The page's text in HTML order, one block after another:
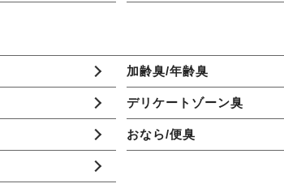
加齢臭/年齢臭
デリケートゾーン臭
おなら/便臭